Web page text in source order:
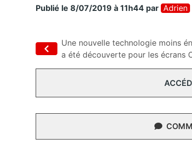
Publié le 8/07/2019 à 11h44 par Adrien
Une nouvelle technologie moins
a été découverte pour les écrans